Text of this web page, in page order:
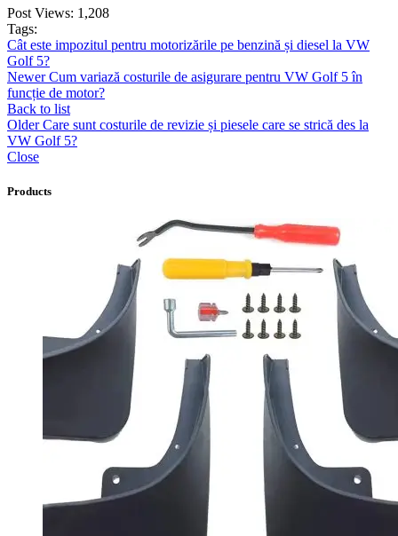
Post Views: 1,208
Tags:
Cât este impozitul pentru motorizările pe benzină și diesel la VW
Golf 5?
Newer Cum variază costurile de asigurare pentru VW Golf 5 în
funcție de motor?
Back to list
Older Care sunt costurile de revizie și piesele care se strică des la
VW Golf 5?
Close
Products